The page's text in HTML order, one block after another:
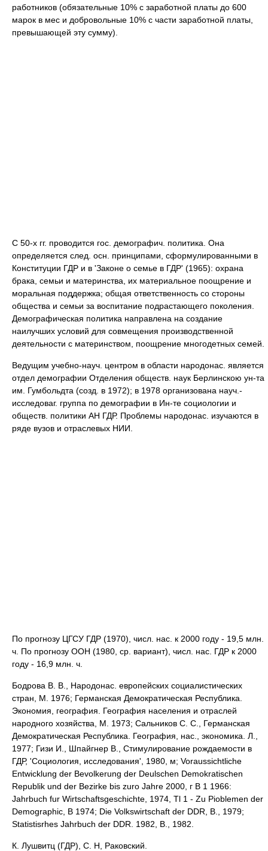
работников (обязательные 10% с заработной платы до 600
марок в мес и добровольные 10% с части заработной платы,
превышающей эту сумму).
С 50-х гг. проводится гос. демографич. политика. Она
определяется след. осн. принципами, сформулированными в
Конституции ГДР и в 'Законе о семье в ГДР' (1965): охрана
брака, семьи и материнства, их материальное поощрение и
моральная поддержка; общая ответственность со стороны
общества и семьи за воспитание подрастающего поколения.
Демографическая политика направлена на создание
наилучших условий для совмещения производственной
деятельности с материнством, поощрение многодетных семей.
Ведущим учебно-науч. центром в области народонас. является
отдел демографии Отделения обществ. наук Берлинскою ун-та
им. Гумбольдта (созд. в 1972); в 1978 организована науч.-
исследоваг. группа по демографии в Ин-те социологии и
обществ. политики АН ГДР. Проблемы народонас. изучаются в
ряде вузов и отраслевых НИИ.
По прогнозу ЦГСУ ГДР (1970), числ. нас. к 2000 году - 19,5 млн.
ч. По прогнозу ООН (1980, ср. вариант), числ. нас. ГДР к 2000
году - 16,9 млн. ч.
Бодрова В. В., Народонас. европейских социалистических
стран, М. 1976; Германская Демократическая Республика.
Экономия, география. География населения и отраслей
народного хозяйства, М. 1973; Сальников С. С., Германская
Демократическая Республика. География, нас., экономика. Л.,
1977; Гизи И., Шпайгнер В., Стимулирование рождаемости в
ГДР, 'Социология, исследования', 1980, м; Voraussichtliche
Entwicklung der Bevolkerung der Deulschen Demokratischen
Republik und der Bezirke bis zuro Jahre 2000, г В 1 1966:
Jahrbuch fur Wirtschaftsgeschichte, 1974, Tl 1 - Zu Pioblemen der
Demographic, В 1974; Die Volkswirtschaft der DDR, В., 1979;
Statistisrhes Jahrbuch der DDR. 1982, В., 1982.
К. Лушвитц (ГДР), С. Н, Раковский.